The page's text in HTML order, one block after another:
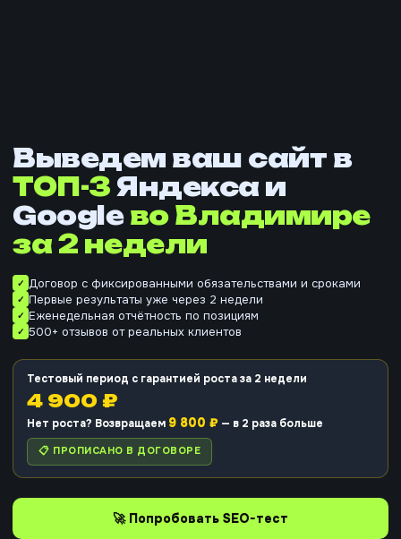
Выведем ваш сайт в
ТОП-3 Яндекса и
Google во Владимире
за 2 недели
Договор с фиксированными обязательствами и сроками
Первые результаты уже через 2 недели
Еженедельная отчётность по позициям
500+ отзывов от реальных клиентов
Тестовый период с гарантией роста за 2 недели
4 900 ₽
Нет роста? Возвращаем 9 800 ₽ — в 2 раза больше
📋 ПРОПИСАНО В ДОГОВОРЕ
🚀 Попробовать SEO-тест